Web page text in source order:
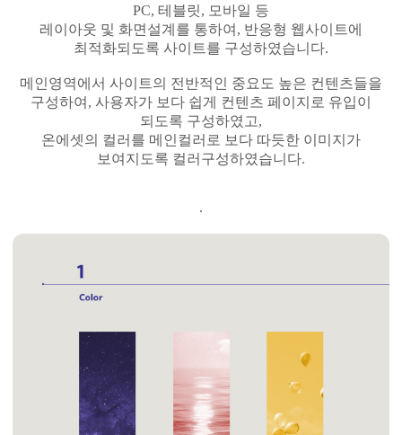
PC, 테블릿, 모바일 등
레이아웃 및 화면설계를 통하여, 반응형 웹사이트에
최적화되도록 사이트를 구성하였습니다.
메인영역에서 사이트의 전반적인 중요도 높은 컨텐츠들을
구성하여, 사용자가 보다 쉽게 컨텐츠 페이지로 유입이
되도록 구성하였고,
온에셋의 컬러를 메인컬러로 보다 따듯한 이미지가
보여지도록 컬러구성하였습니다.
.